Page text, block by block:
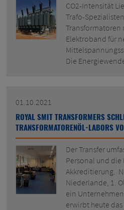
CO2-Intensität
Trafo-
Transformatoren
Elektroband für
Die
01.10.2021
ROYAL SMIT TRANSFORMERS
TRANSFORMATORENÖL-LABORS
Der Transfer
Personal und die
Akkreditierung.
Niederlande, 1.
ein Unternehmen
erwirbt heute